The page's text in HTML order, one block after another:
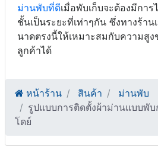
ม่านพับที่ดีเมื่อพับเก็บจะต้องมีกา
ชั้นเป็นระยะที่เท่าๆกัน ซึ่งทางร้า
นาดตรงนี้ให้เหมาะสมกับความสู
ลูกค้าได้
หน้าร้าน สินค้า
ม่านพับ
รูปแบบการติดตั้งผ้าม่านแบบพั
โดย์